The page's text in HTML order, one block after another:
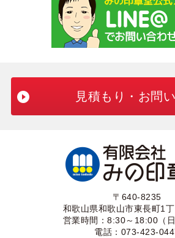
見積もり・お問
〒640-8235
和歌山県和歌山市東長町1
営業時間：8:30～18:00（日
電話：073-423-